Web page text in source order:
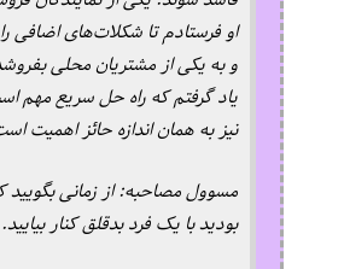
او فرستادم تا شکلات‌های اضافی
و به یکی از مشتریان محلی
یاد گرفتم که راه حل سریع مهم
نیز به همان اندازه حائز اهمیت
مسوول مصاحبه: از زمانی بگویید
بودید با یک فرد بدقلق کنار بیایید.